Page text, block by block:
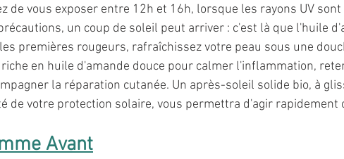
de vous exposer entre 12h et 16h, lorsque les rayons UV
un coup de soleil peut arriver : c'est là que l'huile
premières rougeurs, rafraîchissez votre peau sous une
en huile d'amande douce pour calmer l'inflammation,
la réparation cutanée. Un après-soleil solide bio, à
de votre protection solaire, vous permettra d'agir rapidement
Avant